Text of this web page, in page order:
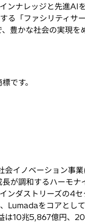
ンナレッジと先進AI
「ファシリティサ
豊かな社会の実現を
です。
イノベーション事
が調和するハーモ
ンダストリーズの4
Lumadaをコアとし
10兆5,867億円、